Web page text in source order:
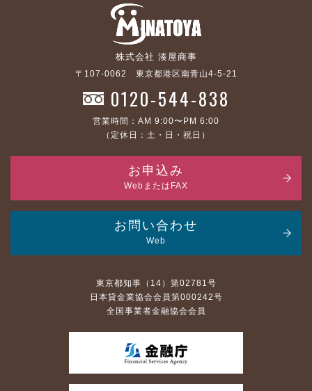
株式会社 湊屋商事
〒107-0062 東京都港区南青山4-5-21
0120-544-838
営業時間：AM 9:00〜PM 6:00
（定休日：土・日・祝日）
お申込み
WebまたはFAX
お問い合わせ
Web
東京都知事（14）第02781号
日本貸金業協会会員第000242号
全国事業者金融協会会員